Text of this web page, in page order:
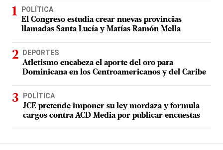
POLÍTICA
El Congreso estudia crear nuevas provincias
llamadas Santa Lucía y Matías Ramón Mella
DEPORTES
Atletismo encabeza el aporte del oro para
Dominicana en los Centroamericanos y del Caribe
POLÍTICA
JCE pretende imponer su ley mordaza y formula
cargos contra ACD Media por publicar encuestas